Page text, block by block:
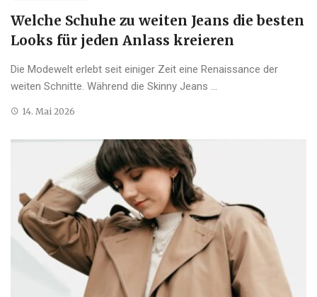
Welche Schuhe zu weiten Jeans die besten
Looks für jeden Anlass kreieren
Die Modewelt erlebt seit einiger Zeit eine Renaissance der
weiten Schnitte. Während die Skinny Jeans ...
14. Mai 2026